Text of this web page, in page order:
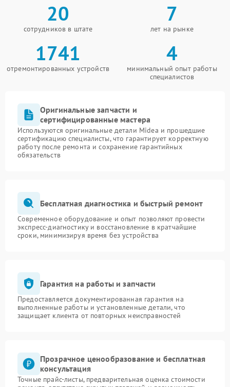
20
сотрудников в штате
7
лет на рынке
1741
отремонтированных устройств
4
минимальный опыт работы
специалистов
Оригинальные запчасти и
сертифицированные мастера
Используются оригинальные детали Midea и прошедшие
сертификацию специалисты, что гарантирует корректную
работу после ремонта и сохранение гарантийных
обязательств
Бесплатная диагностика и быстрый ремонт
Современное оборудование и опыт позволяют провести
экспресс-диагностику и восстановление в кратчайшие
сроки, минимизируя время без устройства
Гарантия на работы и запчасти
Предоставляется документированная гарантия на
выполненные работы и установленные детали, что
защищает клиента от повторных неисправностей
Прозрачное ценообразование и бесплатная
консультация
Точные прайс-листы, предварительная оценка стоимости